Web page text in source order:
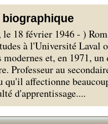
le 18 février 1946 - )
à l'Université Laval
modernes et, en 1971,
Professeur au
qu'il affectionne
d'apprentissage....